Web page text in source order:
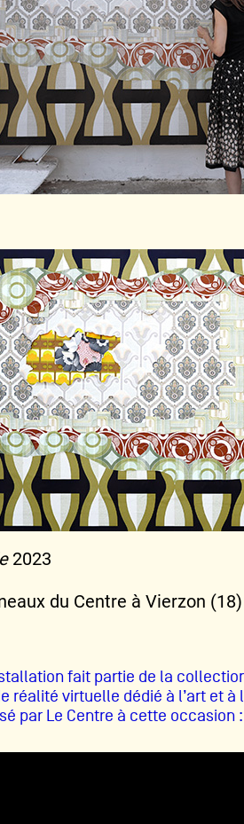
2023
du Centre à Vierzon (18)
fait partie de la
réalité virtuelle dédié à l’art et
par Le Centre à cette occasion :